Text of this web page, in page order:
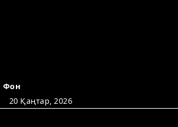
Фон
20 Қаңтар, 2026